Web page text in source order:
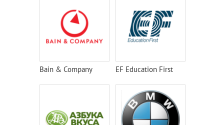
Bain & Company EF Education First